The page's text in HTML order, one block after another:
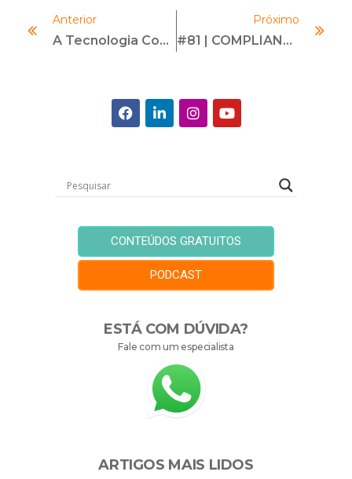
Anterior
A Tecnologia Como Ferramenta Para Um Onboarding Mais Rápido E Seguro
Próximo
#81 | COMPLIANCE NO MUNDO DOS GAMES | Com Sabrina Marinho
CONTEÚDOS GRATUITOS
PODCAST
ESTÁ COM DÚVIDA?
Fale com um especialista
ARTIGOS MAIS LIDOS